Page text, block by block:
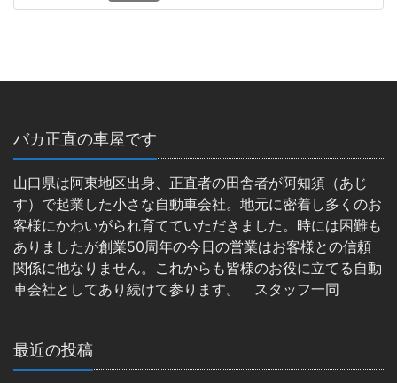
バカ正直の車屋です
山口県は阿東地区出身、正直者の田舎者が阿知須（あじ
す）で起業した小さな自動車会社。地元に密着し多くのお
客様にかわいがられ育てていただきました。時には困難も
ありましたが創業50周年の今日の営業はお客様との信頼
関係に他なりません。これからも皆様のお役に立てる自動
車会社としてあり続けて参ります。 スタッフ一同
最近の投稿